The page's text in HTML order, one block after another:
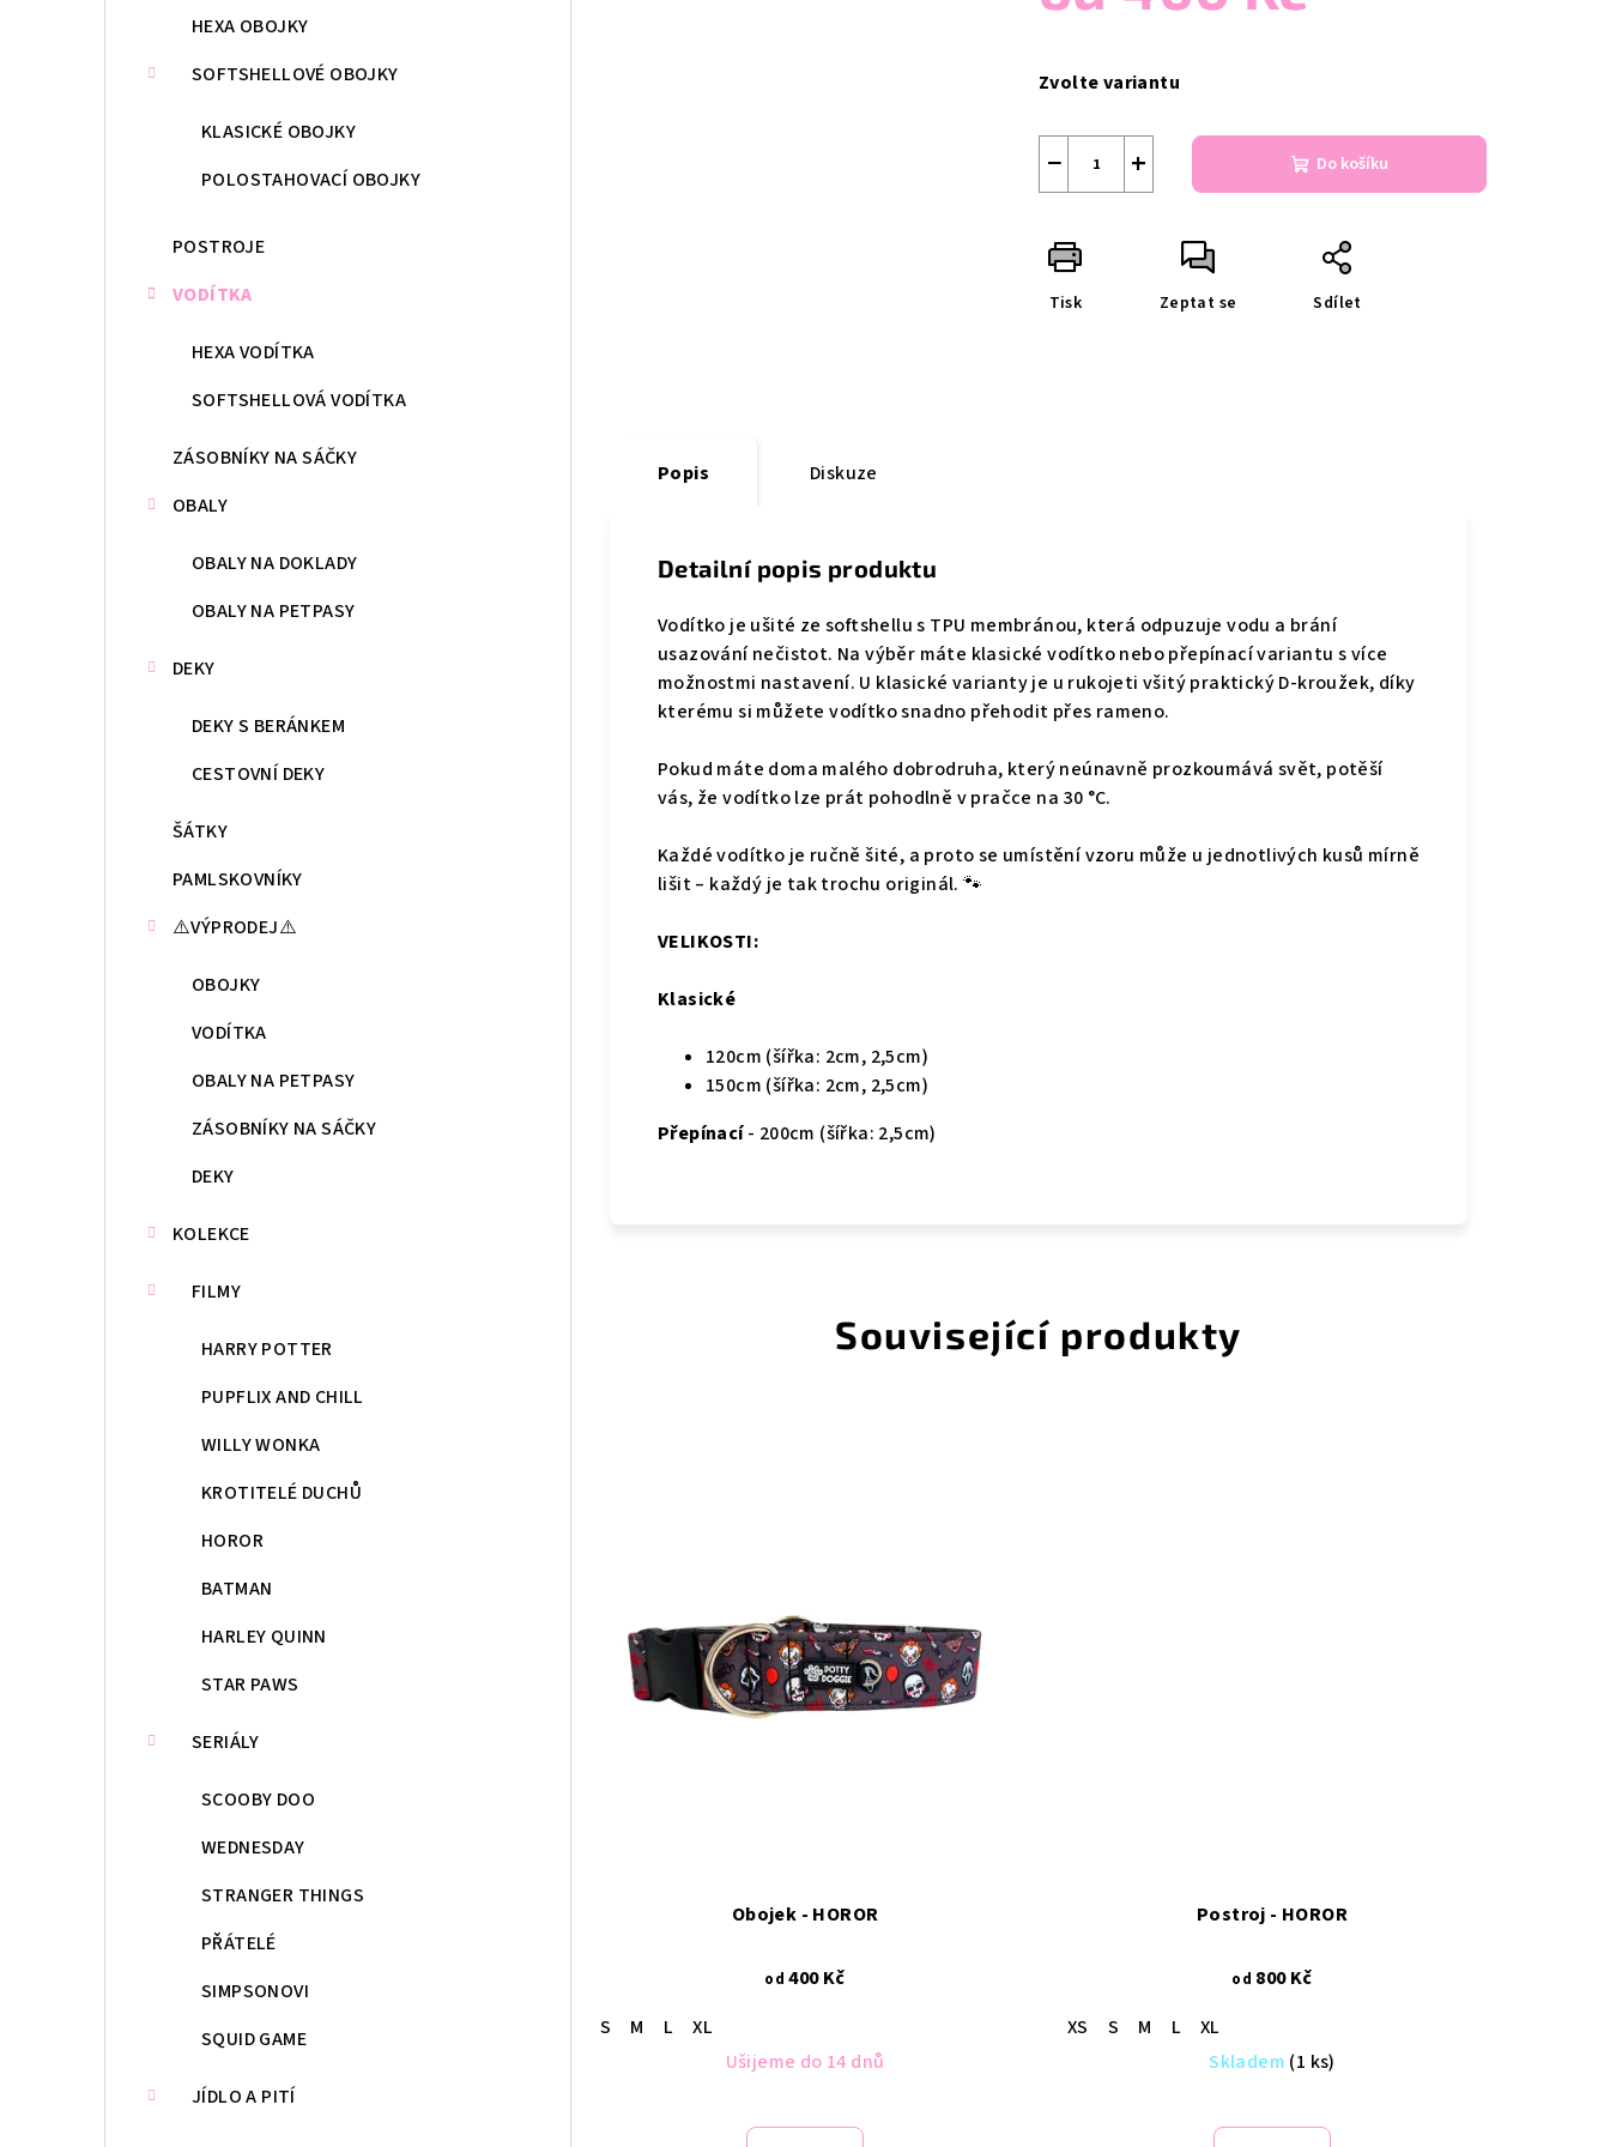
HEXA OBOJKY
SOFTSHELLOVÉ OBOJKY
KLASICKÉ OBOJKY
POLOSTAHOVACÍ OBOJKY
POSTROJE
VODÍTKA
HEXA VODÍTKA
SOFTSHELLOVÁ VODÍTKA
ZÁSOBNÍKY NA SÁČKY
OBALY
OBALY NA DOKLADY
OBALY NA PETPASY
DEKY
DEKY S BERÁNKEM
CESTOVNÍ DEKY
ŠÁTKY
PAMLSKOVNÍKY
⚠️VÝPRODEJ⚠️
OBOJKY
VODÍTKA
OBALY NA PETPASY
ZÁSOBNÍKY NA SÁČKY
DEKY
KOLEKCE
FILMY
HARRY POTTER
PUPFLIX AND CHILL
WILLY WONKA
KROTITELÉ DUCHŮ
HOROR
BATMAN
HARLEY QUINN
STAR PAWS
SERIÁLY
SCOOBY DOO
WEDNESDAY
STRANGER THINGS
PŘÁTELÉ
SIMPSONOVI
SQUID GAME
JÍDLO A PITÍ
cena:
Zvolte variantu
+
− Do košíku
Tisk Zeptat se Sdílet
Popis Diskuze
Detailní popis produktu
Vodítko je ušité ze softshellu s TPU membránou, která odpuzuje vodu a brání
usazování nečistot. Na výběr máte klasické vodítko nebo přepínací variantu s více
možnostmi nastavení. U klasické varianty je u rukojeti všitý praktický D-kroužek, díky
kterému si můžete vodítko snadno přehodit přes rameno.
Pokud máte doma malého dobrodruha, který neúnavně prozkoumává svět, potěší
vás, že vodítko lze prát pohodlně v pračce na 30 °C.
Každé vodítko je ručně šité, a proto se umístění vzoru může u jednotlivých kusů mírně
lišit – každý je tak trochu originál. 🐾
VELIKOSTI:
Klasické
120cm (šířka: 2cm, 2,5cm)
150cm (šířka: 2cm, 2,5cm)
Přepínací- 200cm (šířka: 2,5cm)
Související produkty
Obojek - HOROR
od 400 Kč
S
M L
XL
Ušijeme do 14 dnů
Postroj - HOROR
od 800 Kč
XS
S M L
XL
Skladem (1 ks)